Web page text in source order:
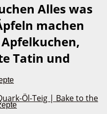
Alles was
machen
Tatin und